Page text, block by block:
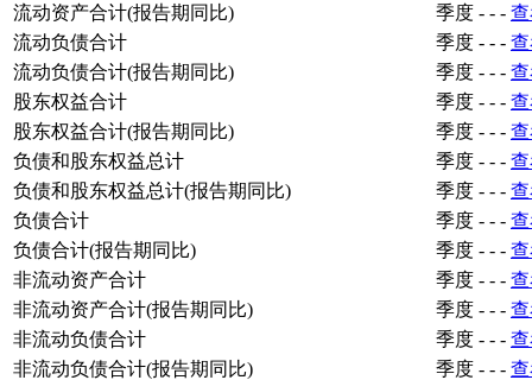
流动资产合计(报告期同比)
季度 - - -
流动负债合计
季度 - - -
流动负债合计(报告期同比)
季度 - - -
股东权益合计
季度 - - -
股东权益合计(报告期同比)
季度 - - -
负债和股东权益总计
季度 - - -
负债和股东权益总计(报告期同比)
季度 - - -
负债合计
季度 - - -
负债合计(报告期同比)
季度 - - -
非流动资产合计
季度 - - -
非流动资产合计(报告期同比)
季度 - - -
非流动负债合计
季度 - - -
非流动负债合计(报告期同比)
季度 - - -